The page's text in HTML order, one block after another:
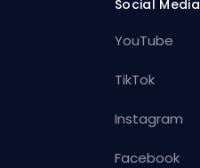
Social Media
YouTube
TikTok
Instagram
Facebook